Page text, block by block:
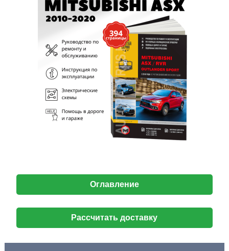
Оглавление
Рассчитать доставку